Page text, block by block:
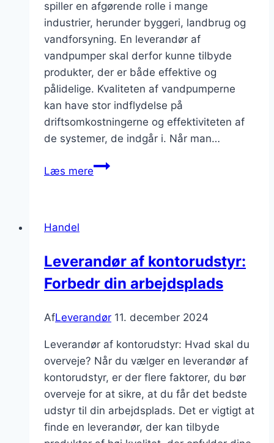
spiller en afgørende rolle i mange
industrier, herunder byggeri, landbrug og
vandforsyning. En leverandør af
vandpumper skal derfor kunne tilbyde
produkter, der er både effektive og
pålidelige. Kvaliteten af vandpumperne
kan have stor indflydelse på
driftsomkostningerne og effektiviteten af
de systemer, de indgår i. Når man…
Læs mereLeverandør
Handel
Leverandør af kontorudstyr:
Forbedr din arbejdsplads
AfLeverandør 11. december 2024
Leverandør af kontorudstyr: Hvad skal du
overveje? Når du vælger en leverandør af
kontorudstyr, er der flere faktorer, du bør
overveje for at sikre, at du får det bedste
udstyr til din arbejdsplads. Det er vigtigt at
finde en leverandør, der kan tilbyde